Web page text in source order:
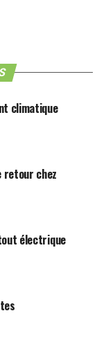
climatique
retour chez
électrique